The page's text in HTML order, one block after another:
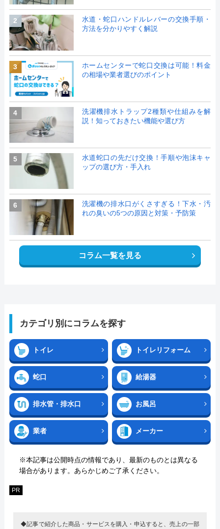
2
水道・蛇口ハンドルレバーの交換手順・
方法を分かりやすく解説
3
ホームセンターで蛇口交換は可能！料金
の相場や業者選びのポイント
4
洗濯機排水トラップ2種類や仕組みを解
説！知っておきたい機能や選び方
5
水道蛇口の先だけ交換！手順や泡沫キャ
ップの選び方・手入れ
6
洗濯機の排水口がくさすぎる！下水・汚
れの臭いの5つの原因と対策・予防策
コラム一覧を見る
カテゴリ別にコラムを探す
トイレ トイレリフォーム
蛇口 給湯器
排水管・排水口 お風呂
業者 メーカー
※本記事は公開時点の情報であり、最新のものとは異なる
場合があります。あらかじめご了承ください。
PR
◆記事で紹介した商品・サービスを購入・申込すると、売上の一部